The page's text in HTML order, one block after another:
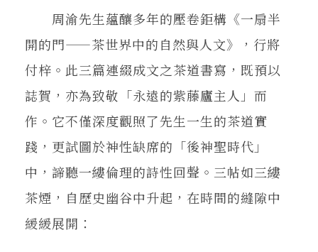
關鍵詞
東華風景
周渝先生蘊釀多年的壓卷鉅構《一扇半
開的門——茶世界中的自然與人文》，行將
付梓。此三篇連綴成文之茶道書寫，既預以
誌賀，亦為致敬「永遠的紫藤廬主人」而
作。它不僅深度觀照了先生一生的茶道實
踐，更試圖於神性缺席的「後神聖時代」
中，諦聽一縷倫理的詩性回聲。三帖如三縷
茶煙，自歷史幽谷中升起，在時間的縫隙中
緩緩展開：